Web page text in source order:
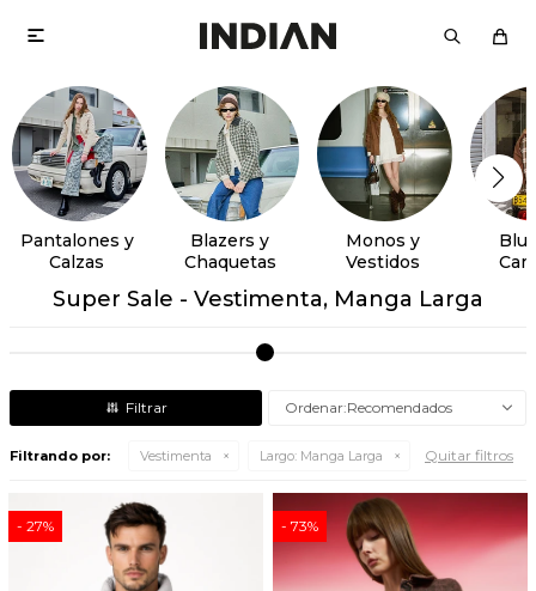

Pantalones y
Calzas
Blazers y
Chaquetas
Monos y
Vestidos
Super Sale - Vestimenta, Manga Larga
Recomendados
Filtrando por: Vestimenta Largo: Manga Larga Quitar filtros
27 73